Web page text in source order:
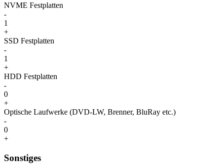
NVME Festplatten
-
1
+
SSD Festplatten
-
1
+
HDD Festplatten
-
0
+
Optische Laufwerke (DVD-LW, Brenner, BluRay etc.)
-
0
+
Sonstiges